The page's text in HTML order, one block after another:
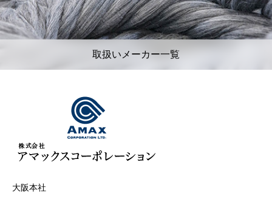
取扱いメーカー一覧
大阪本社